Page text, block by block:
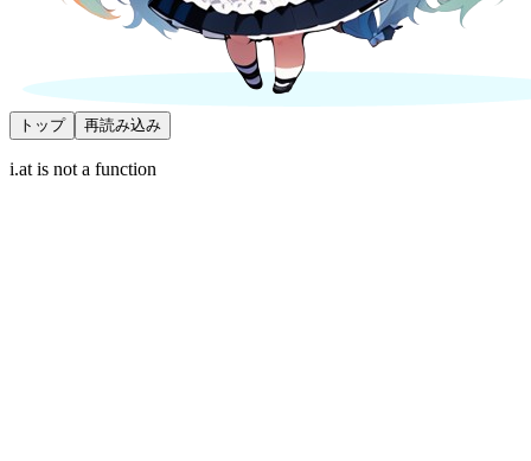
トップ 再読み込み
i.at is not a function